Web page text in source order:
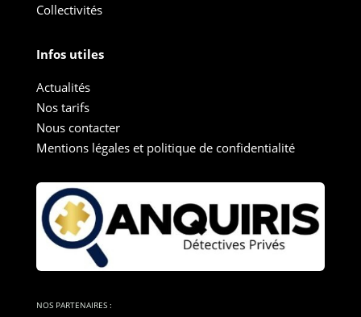
Collectivités
Infos utiles
Actualités
Nos tarifs
Nous contacter
Mentions légales et politique de confidentialité
NOS PARTENAIRES :